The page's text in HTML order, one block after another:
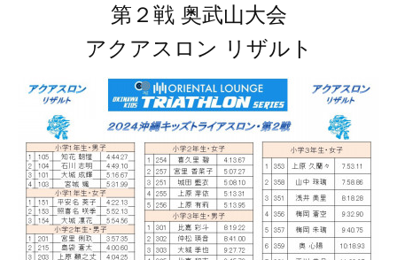
第２戦 奥武山大会
アクアスロン リザルト